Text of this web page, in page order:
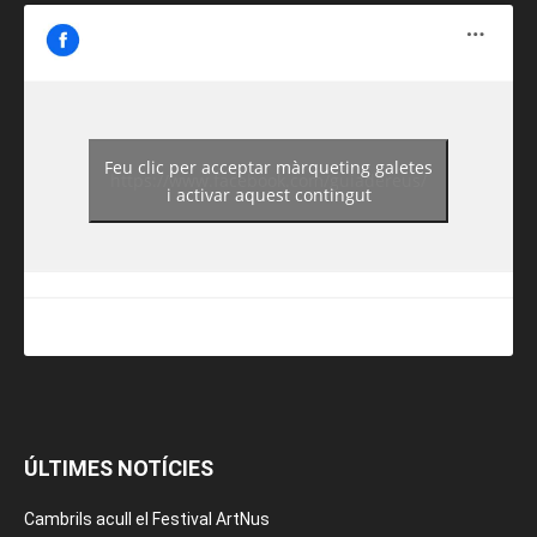
https://www.facebook.com/guiadereus/
Feu clic per acceptar màrqueting galetes
i activar aquest contingut
ÚLTIMES NOTÍCIES
Cambrils acull el Festival ArtNus